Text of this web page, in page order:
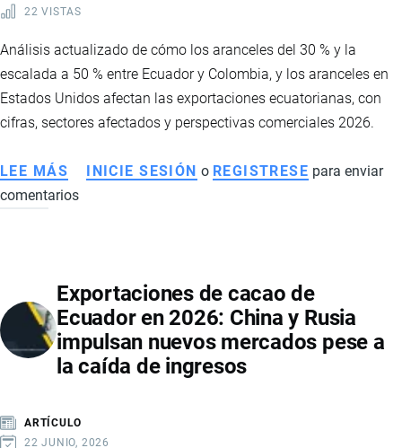
22 VISTAS
Análisis actualizado de cómo los aranceles del 30 % y la
escalada a 50 % entre Ecuador y Colombia, y los aranceles en
Estados Unidos afectan las exportaciones ecuatorianas, con
cifras, sectores afectados y perspectivas comerciales 2026.
LEE MÁS SOBRE
IMPACTO
ARANCELES
ENTRE
ECUADOR,
COLOMBIA
UNIDOS
INICIE SESIÓN o REGISTRESE para enviar
comentarios
Exportaciones de cacao de
Ecuador en 2026: China y Rusia
impulsan nuevos mercados pese a
la caída de ingresos
ARTÍCULO
22 JUNIO, 2026